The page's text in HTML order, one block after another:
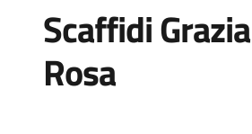
Scaffidi
Rosa